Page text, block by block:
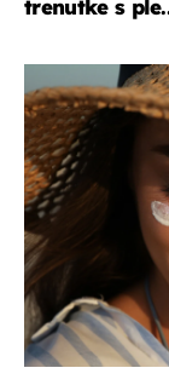
trenutke s
moda & ljepota